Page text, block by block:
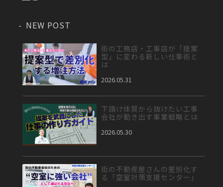
NEW POST
街の工務店・工事店が「提案
型」に変わる新しい仕事術と
は
2026.05.31
下請け体質から抜けたい工事
会社が動き出す事業戦略とは
2026.05.30
街の不動産屋さんの差別化す
る「空室対策支援センター」